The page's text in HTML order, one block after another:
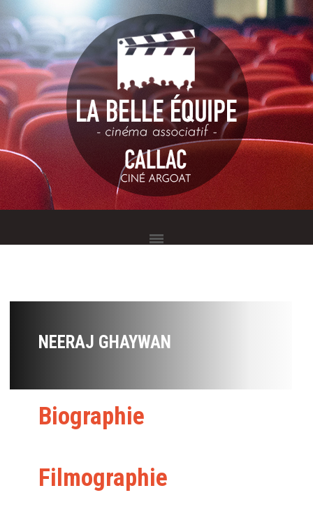
NEERAJ GHAYWAN
Biographie
Filmographie